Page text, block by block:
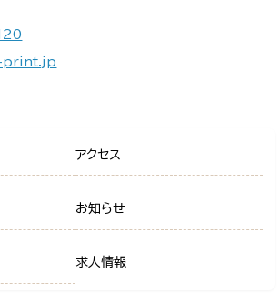
print.jp
アクセス
お知らせ
求人情報